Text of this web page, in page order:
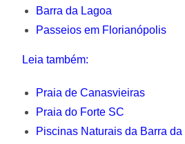
Barra da Lagoa
Passeios em Florianópolis
Leia também:
Praia de Canasvieiras
Praia do Forte SC
Piscinas Naturais da Barra da